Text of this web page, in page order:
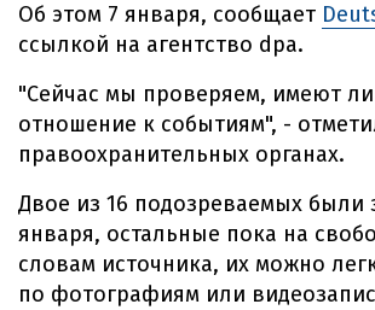
Об этом 7 января, сообщает
ссылкой на агентство dpa.
"Сейчас мы проверяем, имеют
отношение к событиям", -
правоохранительных органах.
Двое из 16 подозреваемых были
января, остальные пока на
словам источника, их можно
по фотографиям или